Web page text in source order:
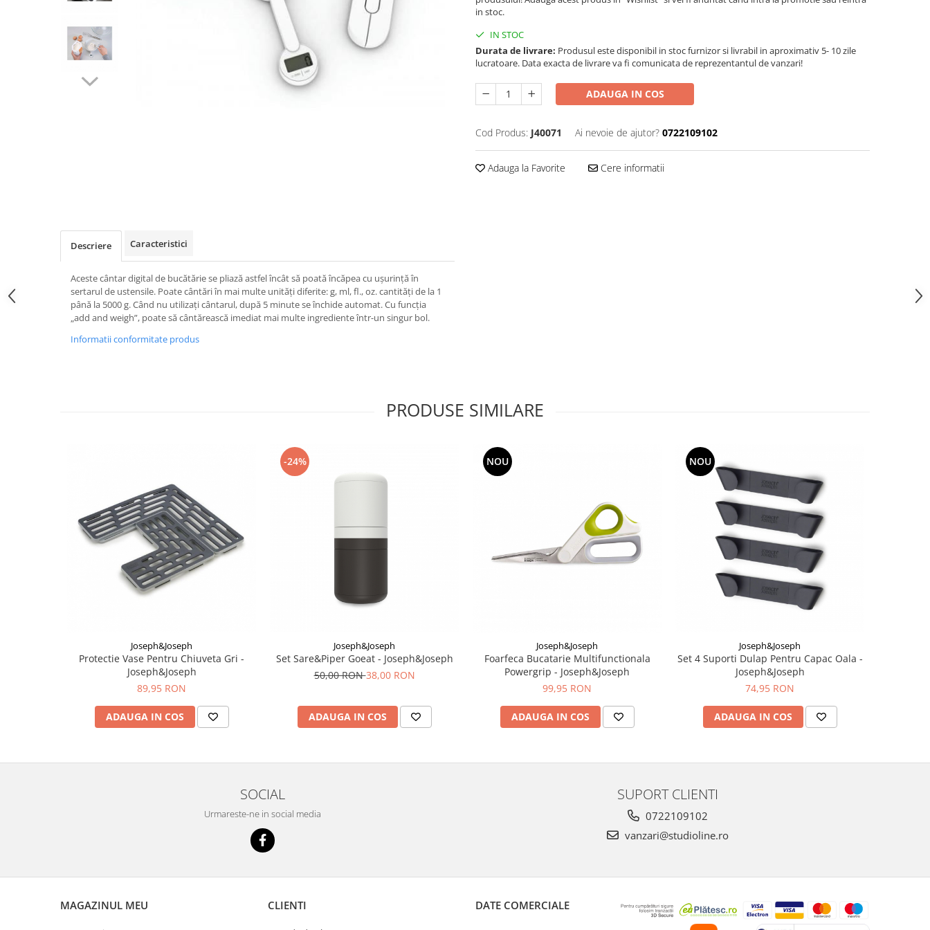
in stoc.
IN STOC
Durata de livrare: Produsul este disponibil in stoc furnizor si livrabil in aproximativ 5- 10 zile
lucratoare. Data exacta de livrare va fi comunicata de reprezentantul de vanzari!
ADAUGA IN COS
Cod Produs: J40071 Ai nevoie de ajutor? 0722109102
Adauga la Favorite Cere informatii
Descriere Caracteristici
Aceste cântar digital de bucătărie se pliază astfel încât să poată încăpea cu ușurință în
sertarul de ustensile. Poate cântări în mai multe unități diferite: g, ml, fl., oz. cantități de la 1
până la 5000 g. Când nu utilizați cântarul, după 5 minute se închide automat. Cu funcția
„add and weigh”, poate să cântărească imediat mai multe ingrediente într-un singur bol.
Informatii conformitate produs
PRODUSE SIMILARE
Joseph&Joseph
Protectie Vase Pentru Chiuveta Gri -
Joseph&Joseph
89,95 RON
ADAUGA IN COS
-24%
Joseph&Joseph
Set Sare&Piper Goeat - Joseph&Joseph
50,00 RON38,00 RON
ADAUGA IN COS
NOU
Joseph&Joseph
Foarfeca Bucatarie Multifunctionala
Powergrip - Joseph&Joseph
99,95 RON
ADAUGA IN COS
NOU
Joseph&Joseph
Set 4 Suporti Dulap Pentru Capac Oala -
Joseph&Joseph
74,95 RON
ADAUGA IN COS
SOCIAL
Urmareste-ne in social media
SUPORT CLIENTI
0722109102
vanzari@studioline.ro
MAGAZINUL MEU CLIENTI DATE COMERCIALE